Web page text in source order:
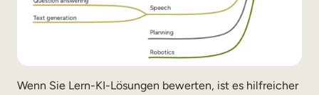
Wenn Sie Lern-KI-Lösungen bewerten, ist es hilfreicher